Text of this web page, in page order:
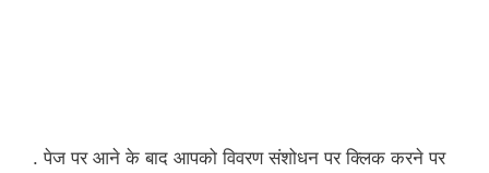
. पेज पर आने के बाद आपको विवरण संशोधन पर क्लिक करने पर